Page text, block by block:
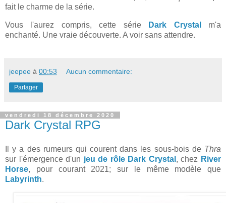
fait le charme de la série.
Vous l'aurez compris, cette série Dark Crystal
m'a
enchanté. Une vraie découverte. A voir sans attendre.
jeepee à 00:53 Aucun commentaire:
Partager
vendredi 18 décembre 2020
Dark Crystal RPG
Il y a des rumeurs qui courent dans les sous-bois de Thra
sur l'émergence d'un jeu de rôle Dark Crystal , chez River
Horse, pour courant 2021; sur le même modèle que
Labyrinth.